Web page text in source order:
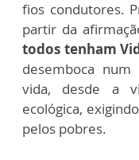
fios condutores.
partir da
todos tenham
desemboca
vida, desde a
ecológica,
pelos pobres.